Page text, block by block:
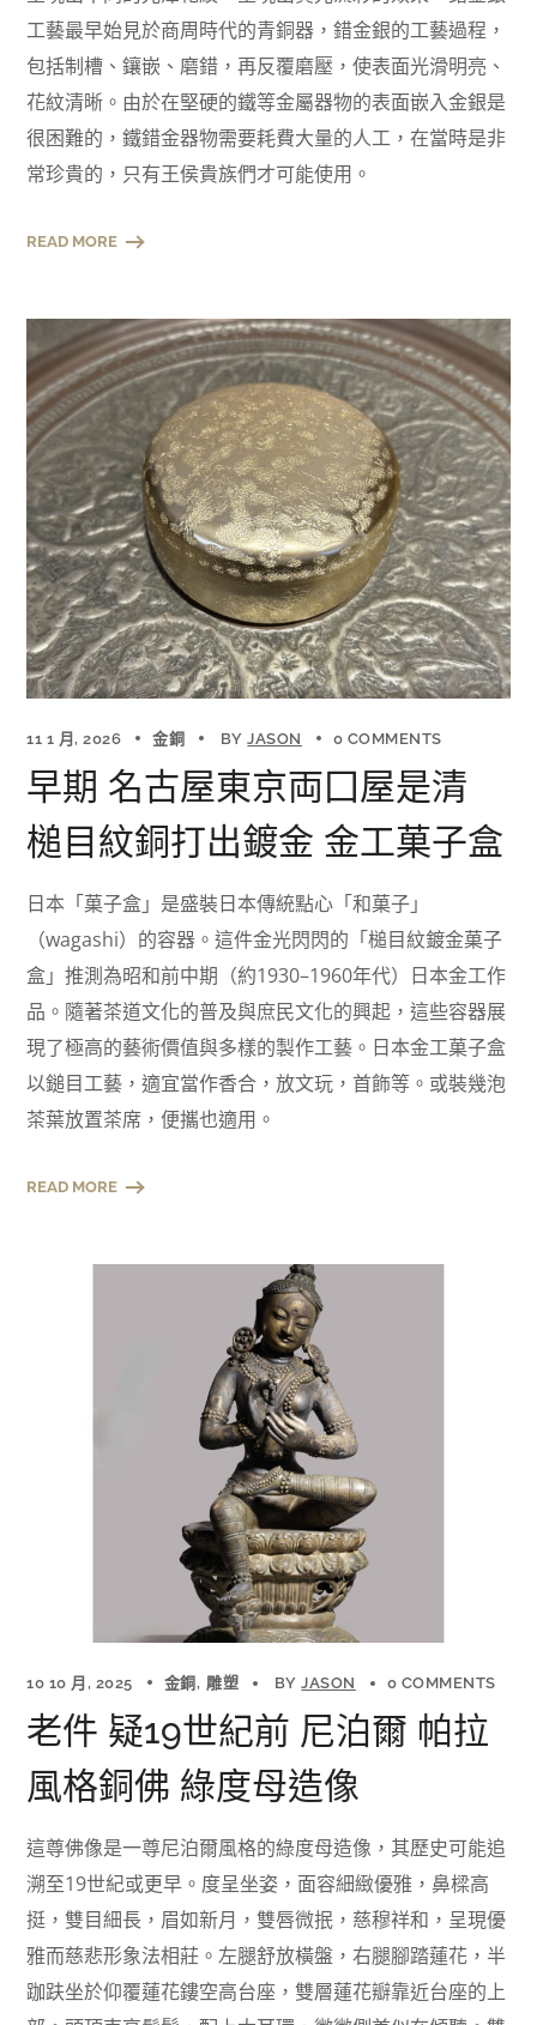
工藝最早始見於商周時代的青銅器，錯金銀的工藝過程，
包括制槽、鑲嵌、磨錯，再反覆磨壓，使表面光滑明亮、
花紋清晰。由於在堅硬的鐵等金屬器物的表面嵌入金銀是
很困難的，鐵錯金器物需要耗費大量的人工，在當時是非
常珍貴的，只有王侯貴族們才可能使用。
READ MORE
11 1 月, 2026 金銅 BYJASON 0 COMMENTS
早期 名古屋東京両囗屋是清
槌目紋銅打出鍍金 金工菓子盒
日本「菓子盒」是盛裝日本傳統點心「和菓子」
（wagashi）的容器。這件金光閃閃的「槌目紋鍍金菓子
盒」推測為昭和前中期（約1930–1960年代）日本金工作
品。隨著茶道文化的普及與庶民文化的興起，這些容器展
現了極高的藝術價值與多樣的製作工藝。日本金工菓子盒
以鎚目工藝，適宜當作香合，放文玩，首飾等。或裝幾泡
茶葉放置茶席，便攜也適用。
READ MORE
10 10 月, 2025 金銅 雕塑 BYJASON 0 COMMENTS
老件 疑19世紀前 尼泊爾 帕拉
風格銅佛 綠度母造像
這尊佛像是一尊尼泊爾風格的綠度母造像，其歷史可能追
溯至19世紀或更早。度呈坐姿，面容細緻優雅，鼻樑高
挺，雙目細長，眉如新月，雙唇微抿，慈穆祥和，呈現優
雅而慈悲形象法相莊。左腿舒放橫盤，右腿腳踏蓮花，半
跏趺坐於仰覆蓮花鏤空高台座，雙層蓮花瓣靠近台座的上